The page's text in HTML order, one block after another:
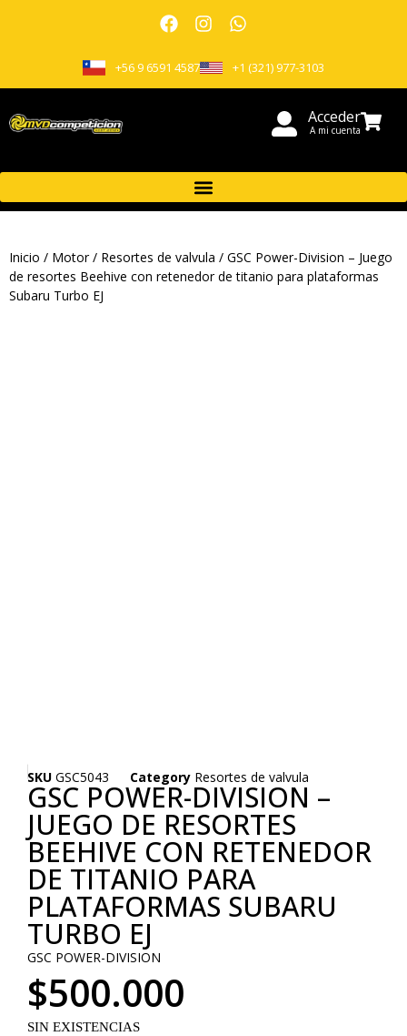
+56 9 6591 4587 +1 (321) 977-3103
Acceder
A mi cuenta
Inicio / Motor/ Resortes de valvula / GSC Power-Division – Juego
de resortes Beehive con retenedor de titanio para plataformas
Subaru Turbo EJ
SKU GSC5043 Category Resortes de valvula
GSC POWER-DIVISION –
JUEGO DE RESORTES
BEEHIVE CON RETENEDOR
DE TITANIO PARA
PLATAFORMAS SUBARU
TURBO EJ
GSC POWER-DIVISION
$500.000
SIN EXISTENCIAS